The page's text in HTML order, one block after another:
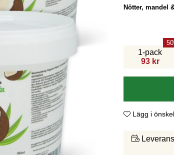
Nötter, mandel
1-pack
93 kr
50
Lägg i